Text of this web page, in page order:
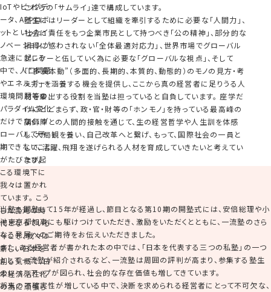
IoTやビッグデ
ータ、AIやロボ
ットといったイ
ノベーションが
急速に起こる
中で、人口問題
やエネルギー・
環境問題等の
パラダイム変化
だけでなく、グ
ローバルで予
期できないこと
がたびたび起
こる環境下に
我々は置かれ
ています。 こう
した混沌の時
代となっている
今こそ、我々は
新しい日本を
創る気概で、日
本経済活性化
の為に頑張ら
これらの「サムライ」達で構成しています。
塾生にはリーダーとして組織を牽引するために必要な「人間力」、
社会に責任をもつ企業市民として持つべき「公の精神」、部分的な
損得に惑わされない「全体最適対応力」、世界市場でグローバル
プレヤーと伍していく為に必要な「グローバルな視点」、そして
「“多長本動”（多面的、長期的、本質的、動態的）のモノの見方・考
え方」を涵養する機会を提供し、ここから真の経営者に足りうる人
材を輩出する役割を当塾は担っていると自負しています。 座学だ
けにとどまらず、政・官・財等の「ホンモノ」を持っている最高峰の
講師陣との人間的接触を通じて、生の経営哲学や人生訓を体感
し、大局観を養い、自己改革へと繋げ、もって、国際社会の一員と
して、活躍、飛翔を遂げられる人材を育成していきたいと考えてい
ます。
当塾も開塾して15年が経過し、節目となる第10期の開塾式には、安倍総理や小
池東京都知事にも駆けつけていただき、激励をいただくとともに、一流塾のさら
なる発展へのご期待をお伝えいただきました。
また、ある経営者が書かれた本の中では、「日本を代表する三つの私塾」の一つ
として一流塾が紹介されるなど、一流塾は周囲の評判が高まり、参集する塾生
のレベルアップが図られ、社会的な存在価値も増してきています。
将来の不確実性が増している中で、決断を求められる経営者にとって不可欠な、